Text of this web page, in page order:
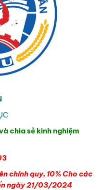
chia sẻ kinh nghiệm
chính quy, 10% Cho các
ngày 21/03/2024